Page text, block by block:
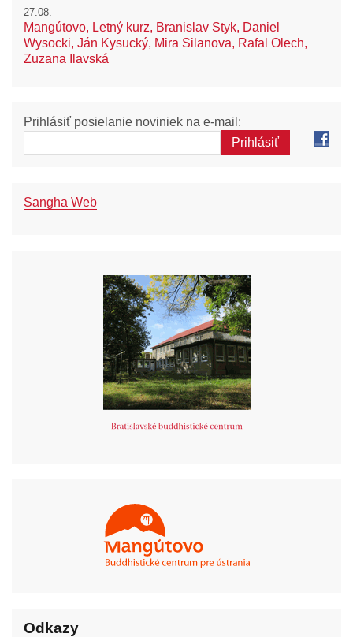
27.08.
Mangútovo, Letný kurz, Branislav Styk, Daniel
Wysocki, Ján Kysucký, Mira Silanova, Rafal Olech,
Zuzana Ilavská
Prihlásiť posielanie noviniek na e-mail:
Sangha Web
Odkazy